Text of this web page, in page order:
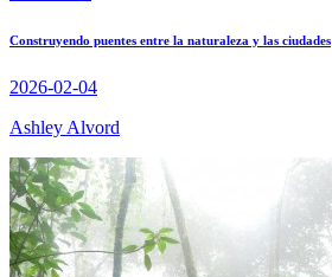
Construyendo puentes entre la naturaleza y las ciudades
2026-02-04
Ashley Alvord